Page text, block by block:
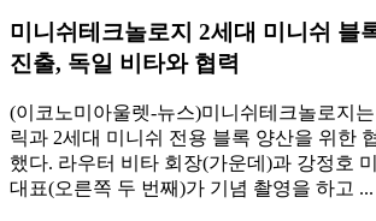
미니쉬테크놀로지 2세대 미니쉬 블
진출, 독일 비타와 협력
(이코노미아울렛-뉴스)미니쉬테크놀로지
릭과 2세대 미니쉬 전용 블록 양산을 위한
했다. 라우터 비타 회장(가운데)과 강정호
대표(오른쪽 두 번째)가 기념 촬영을 하고 ...